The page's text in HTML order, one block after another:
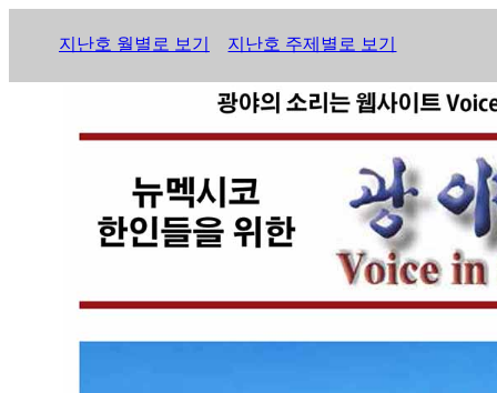
지난호 월별로 보기 지난호 주제별로 보기